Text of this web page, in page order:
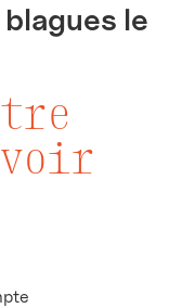
le
voir